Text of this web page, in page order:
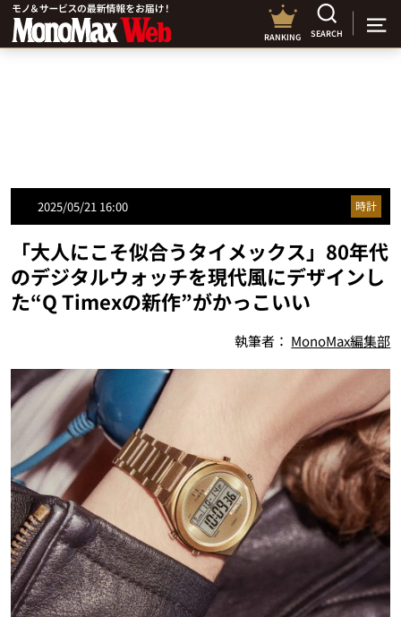
RANKING SEARCH
2025/05/21 16:00 時計
「大人にこそ似合うタイメックス」80年代
のデジタルウォッチを現代風にデザインし
た“Q Timexの新作”がかっこいい
執筆者： MonoMax編集部